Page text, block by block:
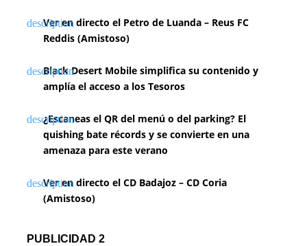
Ver en directo el Petro de Luanda – Reus FC
Reddis (Amistoso)
Black Desert Mobile simplifica su contenido y
amplía el acceso a los Tesoros
¿Escaneas el QR del menú o del parking? El
quishing bate récords y se convierte en una
amenaza para este verano
Ver en directo el CD Badajoz – CD Coria
(Amistoso)
PUBLICIDAD 2